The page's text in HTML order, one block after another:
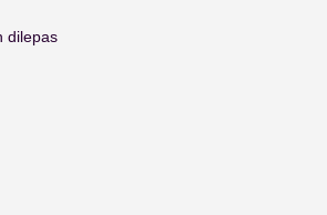
dilepas